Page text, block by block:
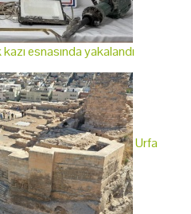
esnasında yakalandı
Urfa